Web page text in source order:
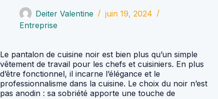
Deiter Valentine
juin 19, 2024
Entreprise
Le pantalon de cuisine noir est bien plus qu’un simple
vêtement de travail pour les chefs et cuisiniers. En plus
d’être fonctionnel, il incarne l’élégance et le
professionnalisme dans la cuisine. Le choix du noir n’est
pas anodin : sa sobriété apporte une touche de